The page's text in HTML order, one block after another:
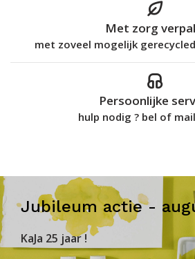
Met zorg
met zoveel mogelijk
Persoonlijke
hulp nodig ? bel of
Jubileum actie -
KaJa 25 jaar !